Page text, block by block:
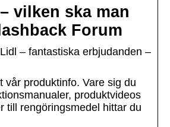
vilken ska man
Forum
– fantastiska erbjudanden –
vår produktinfo. Vare sig du
produktvideos
till rengöringsmedel hittar du